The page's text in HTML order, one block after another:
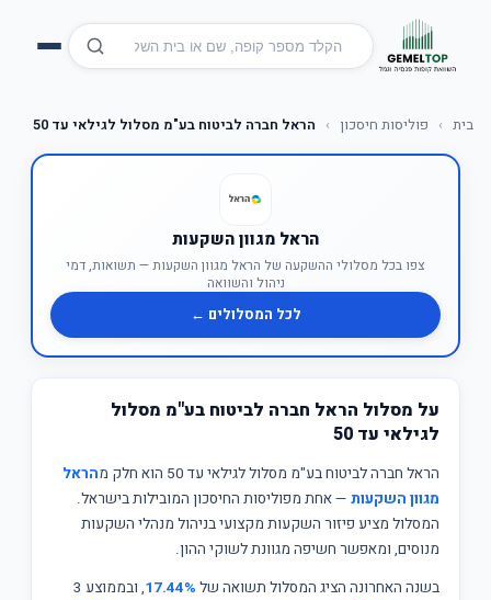
בית › פוליסות חיסכון › הראל חברה לביטוח בע"מ מסלול לגילאי עד 50
הראל מגוון השקעות
צפו בכל מסלולי ההשקעה של הראל מגוון השקעות — תשואות, דמי
ניהול והשוואה
לכל המסלולים ←
על מסלול הראל חברה לביטוח בע"מ מסלול
לגילאי עד 50
הראל חברה לביטוח בע"מ מסלול לגילאי עד 50 הוא חלק מ
הראל
מגוון השקעות — אחת מפוליסות החיסכון המובילות בישראל.
המסלול מציע פיזור השקעות מקצועי בניהול מנהלי השקעות
מנוסים, ומאפשר חשיפה מגוונת לשוקי ההון.
בשנה האחרונה הציג המסלול תשואה של 17.44%
, ובממוצע 3